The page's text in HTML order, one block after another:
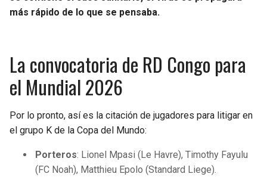
más rápido de lo que se pensaba.
La convocatoria de RD Congo para
el Mundial 2026
Por lo pronto, así es la citación de jugadores para litigar en
el grupo K de la Copa del Mundo:
Porteros: Lionel Mpasi (Le Havre), Timothy Fayulu
(FC Noah), Matthieu Epolo (Standard Liege).